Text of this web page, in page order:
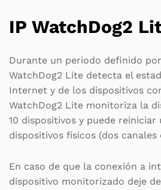
IP WatchDog2
Durante un periodo definido
WatchDog2 Lite detecta el
Internet y de los dispositivos
WatchDog2 Lite monitoriza la
10 dispositivos y puede reiniciar
dispositivos físicos (dos canales
En caso de que la conexión a
dispositivo monitorizado deje